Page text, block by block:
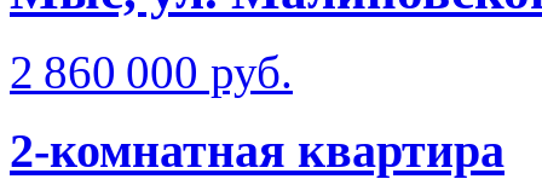
2 860 000 руб.
2-комнатная квартира